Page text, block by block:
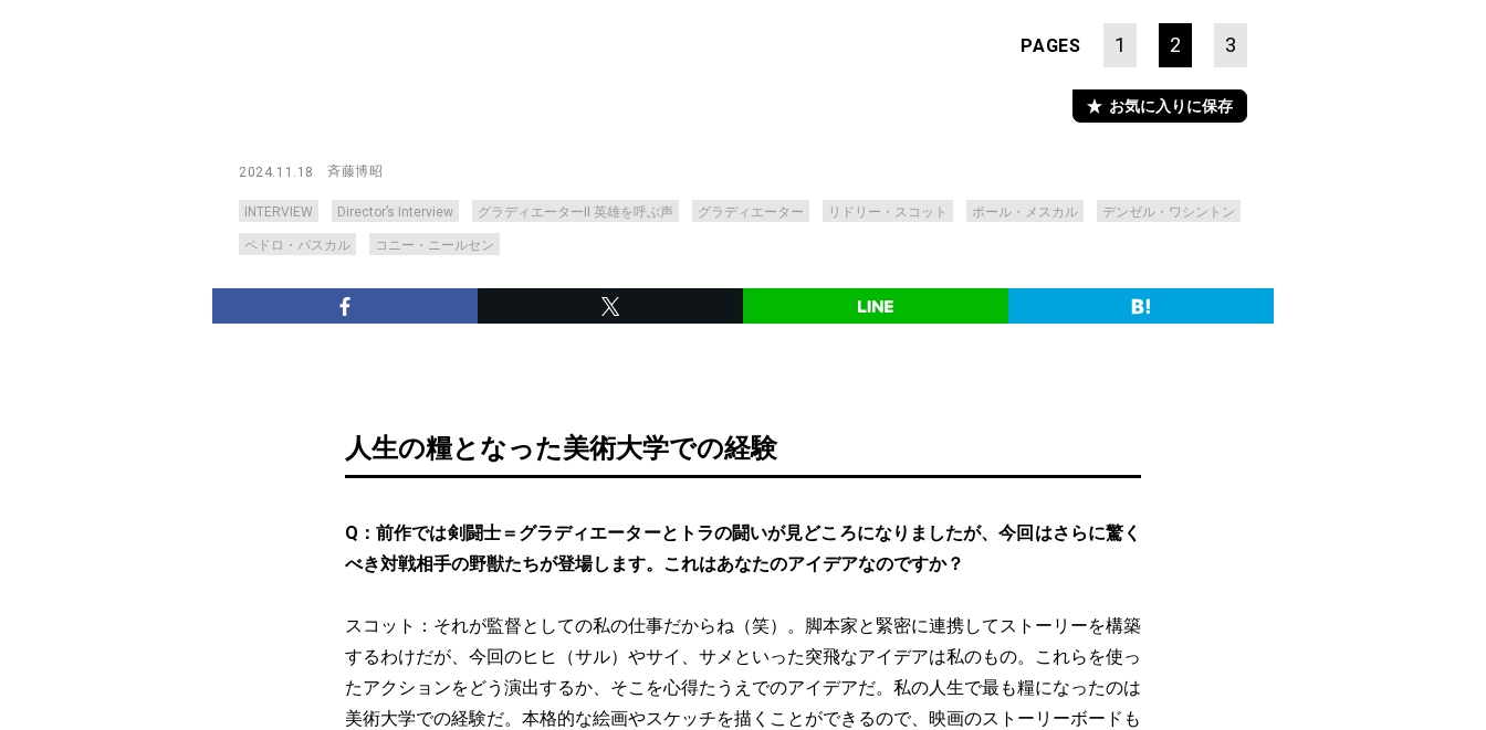
PAGES 1 2 3
お気に入りに保存
2024.11.18 斉藤博昭
INTERVIEW Director’s Interview グラディエーターII 英雄を呼ぶ声 グラディエーター リドリー・スコット ポール・メスカル デンゼル・ワシントン
ペドロ・パスカル コニー・ニールセン
人生の糧となった美術大学での経験
Q：前作では剣闘士＝グラディエーターとトラの闘いが見どころになりましたが、今回はさらに驚く
べき対戦相手の野獣たちが登場します。これはあなたのアイデアなのですか？
スコット：それが監督としての私の仕事だからね（笑）。脚本家と緊密に連携してストーリーを構築
するわけだが、今回のヒヒ（サル）やサイ、サメといった突飛なアイデアは私のもの。これらを使っ
たアクションをどう演出するか、そこを心得たうえでのアイデアだ。私の人生で最も糧になったのは
美術大学での経験だ。本格的な絵画やスケッチを描くことができるので、映画のストーリーボードも